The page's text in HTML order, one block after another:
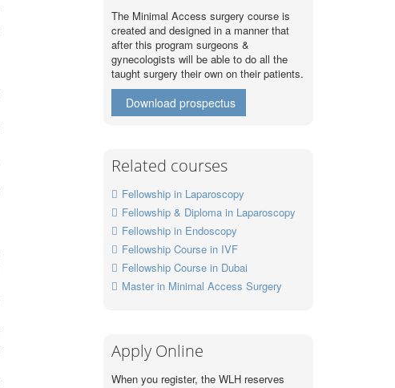
The Minimal Access surgery course is
created and designed in a manner that
after this program surgeons &
gynecologists will be able to do all the
taught surgery their own on their patients.
Download prospectus
Related courses
Fellowship in Laparoscopy
Fellowship & Diploma in Laparoscopy
Fellowship in Endoscopy
Fellowship Course in IVF
Fellowship Course in Dubai
Master in Minimal Access Surgery
Apply Online
When you register, the WLH reserves